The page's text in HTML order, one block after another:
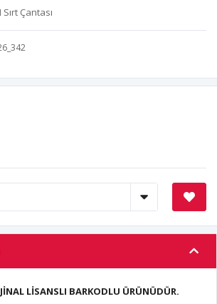
Çantası
LİSANSLI BARKODLU ÜRÜNÜDÜR.